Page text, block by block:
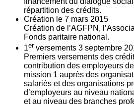
répartition des crédits.
Création le 7 mars 2015
Création de l’AGFPN,
Fonds paritaire national.
1er versements 3 septembre
Premiers versements des
contribution des employeurs
mission 1 auprès des
salariés et des organisations
d’employeurs au niveau
et au niveau des branches